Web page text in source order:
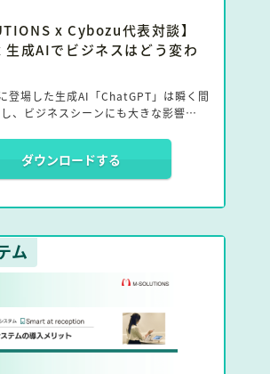
x Cybozu代表対談】
成AIでビジネスはどう変わ
登場した生成AI「ChatGPT」は瞬く間
、ビジネスシーンにも大きな影響を与
SOLUTIONSはサイボウズが提供する業
トフォーム「kintone」でChatGPTを
ChatGPTとSmart at AI、そして今後
ンについて、M-SOLUTIONS社長 植
ボウズ 社長 青野慶久氏が語り合った。
ダウンロードする
ム